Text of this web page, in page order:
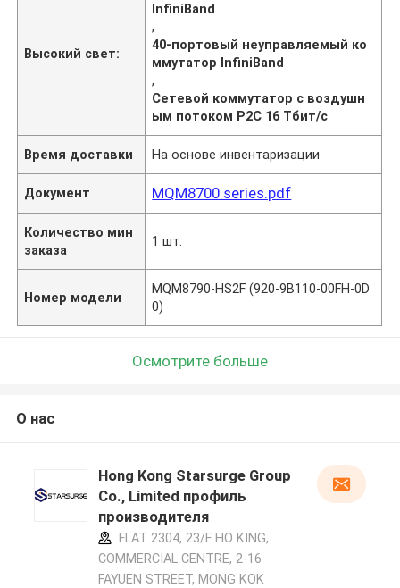
Высокий свет:
InfiniBand
,
40-портовый неуправляемый ко
ммутатор InfiniBand
,
Сетевой коммутатор с воздушн
ым потоком P2C 16 Тбит/с
Время доставки На основе инвентаризации
Документ MQM8700 series.pdf
Количество мин
заказа
1 шт.
Номер модели
MQM8790-HS2F (920-9B110-00FH-0D
0)
Осмотрите больше
О нас
Hong Kong Starsurge Group
Co., Limited профиль
производителя
FLAT 2304, 23/F HO KING,
COMMERCIAL CENTRE, 2-16
FAYUEN STREET, MONG KOK